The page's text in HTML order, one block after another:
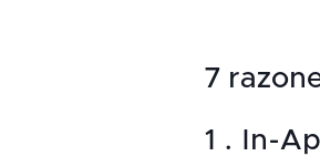
7
1 . In-